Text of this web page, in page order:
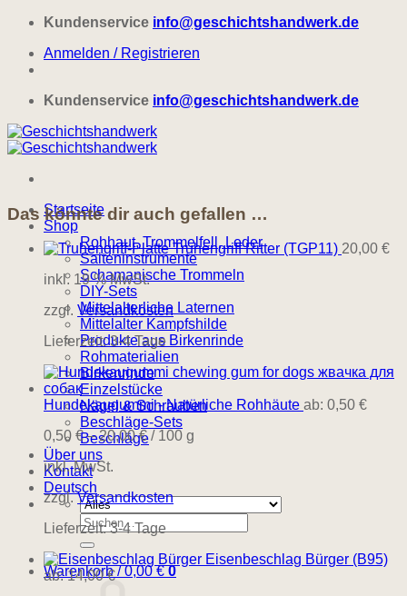
Zum
springen
Kundenservice info@geschichtshandwerk.de
Anmelden / Registrieren
Kundenservice info@geschichtshandwerk.de
Startseite
Shop
Rohhaut, Trommelfell, Leder
Saiteninstrumente
Schamanische Trommeln
DIY-Sets
Mittelalterliche Laternen
Mittelalter Kampfshilde
Produkte aus Birkenrinde
Rohmaterialien
Birkenrinde
Einzelstücke
Nägel & Schrauben
Beschläge-Sets
Beschläge
Über uns
Kontakt
Deutsch
Suchen
nach:
Warenkorb /0,00€ 0
Das könnte dir auch gefallen …
Truhengriff Ritter (TGP11) 20,00 €
inkl. 19 % MwSt.
zzgl. Versandkosten
Lieferzeit:3-4 Tage
Hundekaugummi - Natürliche Rohhäute ab: 0,50 €
0,50 €–20,00€/ 100 g
inkl. MwSt.
zzgl.Versandkosten
Lieferzeit:3-4 Tage
Eisenbeschlag Bürger (B95)
ab:14,00€